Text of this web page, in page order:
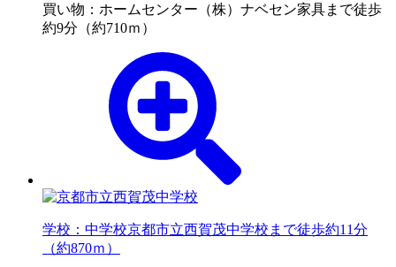
買い物：ホームセンター （株）ナベセン家具まで徒歩
約9分（約710ｍ）
学校：中学校京都市立西賀茂中学校まで徒歩約11分
（約870ｍ）